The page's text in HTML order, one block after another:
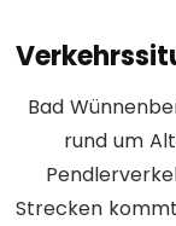
Bad
rund um
Strecken